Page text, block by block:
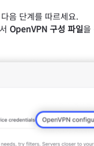
음 단계를 따르세요.
OpenVPN 구성 파일을